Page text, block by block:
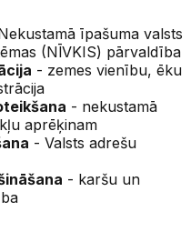
īpašuma valsts
(NĪVKIS) pārvaldība
- zemes vienību, ēku
- nekustamā
aprēķinam
- Valsts adrešu
- karšu un